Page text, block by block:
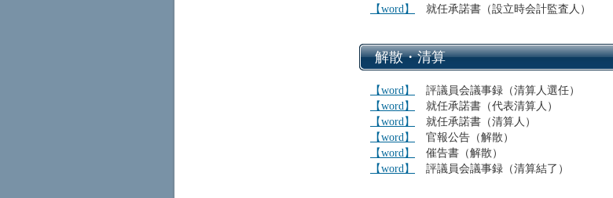
【word】
就任承諾書（設立時会計監査人）
解散・清算
【word】
評議員会議事録（清算人選任）
【word】
就任承諾書（代表清算人）
【word】
就任承諾書（清算人）
【word】
官報公告（解散）
【word】
催告書（解散）
【word】
評議員会議事録（清算結了）